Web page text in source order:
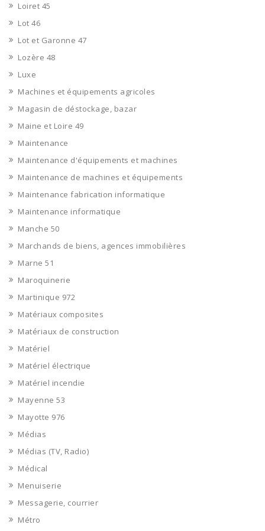
Loiret 45
Lot 46
Lot et Garonne 47
Lozère 48
Luxe
Machines et équipements agricoles
Magasin de déstockage, bazar
Maine et Loire 49
Maintenance
Maintenance d'équipements et machines
Maintenance de machines et équipements
Maintenance fabrication informatique
Maintenance informatique
Manche 50
Marchands de biens, agences immobilières
Marne 51
Maroquinerie
Martinique 972
Matériaux composites
Matériaux de construction
Matériel
Matériel électrique
Matériel incendie
Mayenne 53
Mayotte 976
Médias
Médias (TV, Radio)
Médical
Menuiserie
Messagerie, courrier
Métro